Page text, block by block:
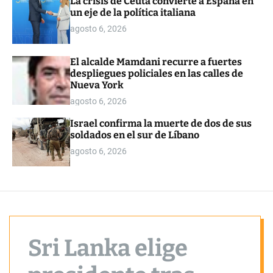
o
r
un eje de la política italiana
agosto 6, 2026
El alcalde Mamdani recurre a fuertes
despliegues policiales en las calles de
Nueva York
agosto 6, 2026
Israel confirma la muerte de dos de sus
soldados en el sur de Líbano
agosto 6, 2026
Sri Lanka elige